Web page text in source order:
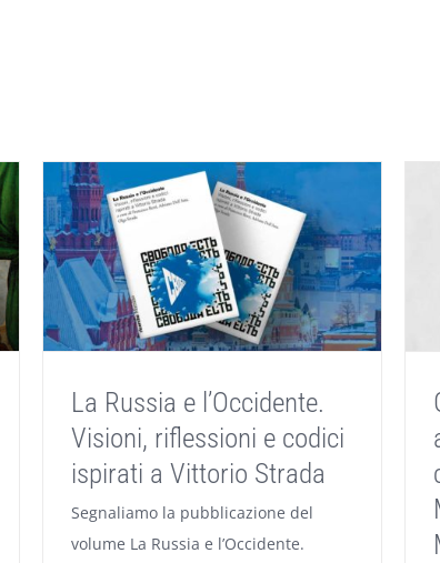
La Russia e l’Occidente.
Visioni, riflessioni e codici
ispirati a Vittorio Strada
Segnaliamo la pubblicazione del
volume La Russia e l’Occidente.